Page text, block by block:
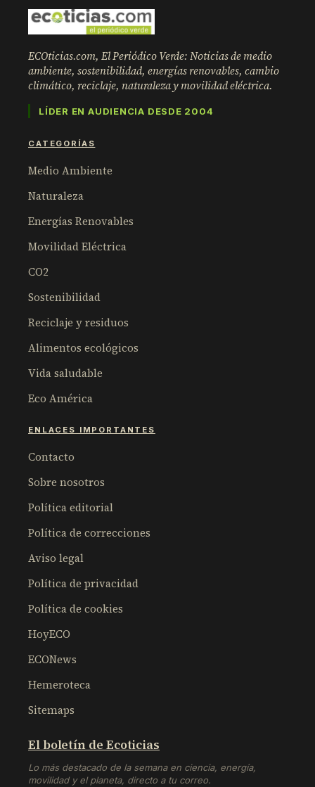
ECOticias.com, El Periódico Verde: Noticias de medio
ambiente, sostenibilidad, energías renovables, cambio
climático, reciclaje, naturaleza y movilidad eléctrica.
LÍDER EN AUDIENCIA DESDE 2004
CATEGORÍAS
Medio Ambiente
Naturaleza
Energías Renovables
Movilidad Eléctrica
CO2
Sostenibilidad
Reciclaje y residuos
Alimentos ecológicos
Vida saludable
Eco América
ENLACES IMPORTANTES
Contacto
Sobre nosotros
Política editorial
Política de correcciones
Aviso legal
Política de privacidad
Política de cookies
HoyECO
ECONews
Hemeroteca
Sitemaps
El boletín de Ecoticias
Lo más destacado de la semana en ciencia, energía,
movilidad y el planeta, directo a tu correo.